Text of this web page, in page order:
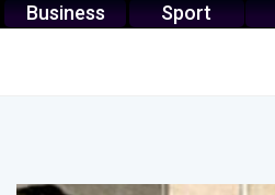
Business Sport